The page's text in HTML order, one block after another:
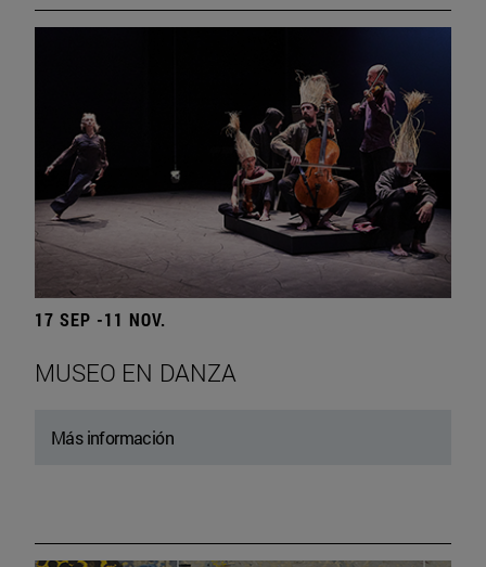
17 SEP -11 NOV.
MUSEO EN DANZA
Más información